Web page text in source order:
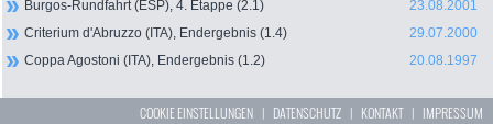
Burgos-Rundfahrt (ESP), 4. Etappe (2.1)
23.08.2001
Criterium d'Abruzzo (ITA), Endergebnis (1.4)
29.07.2000
Coppa Agostoni (ITA), Endergebnis (1.2)
20.08.1997
COOKIE EINSTELLUNGEN | DATENSCHUTZ | KONTAKT| IMPRESSUM